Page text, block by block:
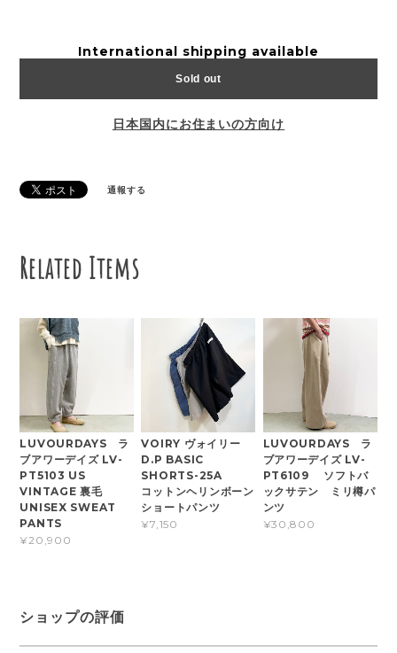
International shipping available
Sold out
日本国内にお住まいの方向け
通報する
Related Items
LUVOURDAYS ラ
ブアワーデイズ LV-
PT5103 US
VINTAGE 裏毛
UNISEX SWEAT
PANTS
¥20,900
VOIRY ヴォイリー
D.P BASIC
SHORTS-25A
コットンヘリンボーン
ショートパンツ
¥7,150
LUVOURDAYS ラ
ブアワーデイズ LV-
PT6109 ソフトバ
ックサテン ミリ樽パ
ンツ
¥30,800
ショップの評価